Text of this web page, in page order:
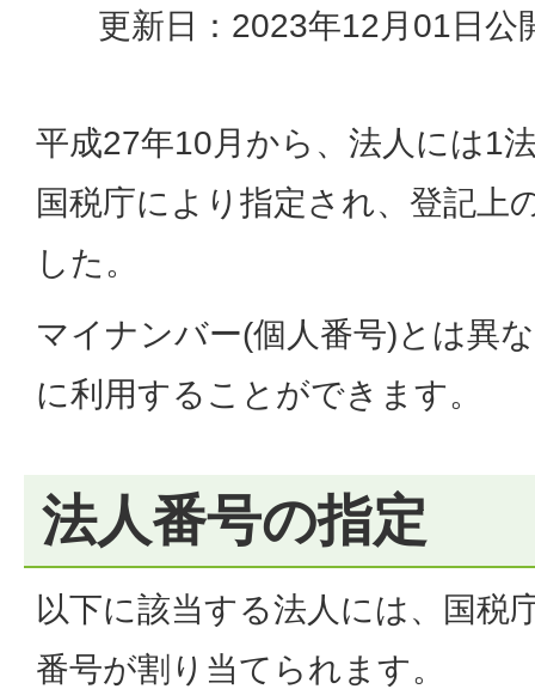
更新日：2023年12月01日 公
平成27年10月から、法人には1
国税庁により指定され、登記上
した。
マイナンバー(個人番号)とは異
に利用することができます。
法人番号の指定
以下に該当する法人には、国税
番号が割り当てられます。